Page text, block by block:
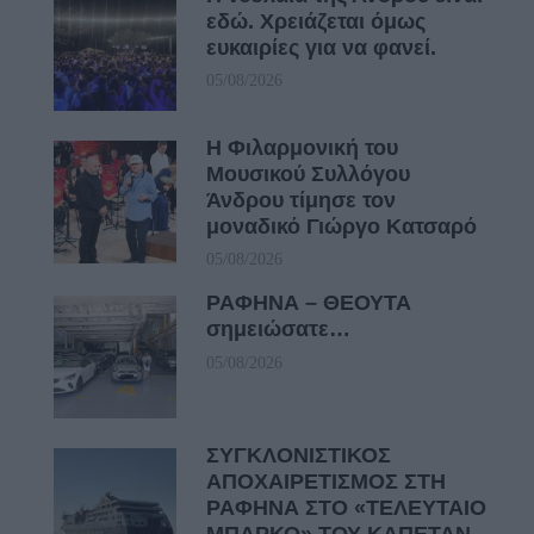
εδώ. Χρειάζεται όμως
ευκαιρίες για να φανεί.
05/08/2026
Η Φιλαρμονική του
Μουσικού Συλλόγου
Άνδρου τίμησε τον
μοναδικό Γιώργο Κατσαρό
05/08/2026
ΡΑΦΗΝΑ – ΘΕΟΥΤΑ
σημειώσατε…
05/08/2026
ΣΥΓΚΛΟΝΙΣΤΙΚΟΣ
ΑΠΟΧΑΙΡΕΤΙΣΜΟΣ ΣΤΗ
ΡΑΦΗΝΑ ΣΤΟ «ΤΕΛΕΥΤΑΙΟ